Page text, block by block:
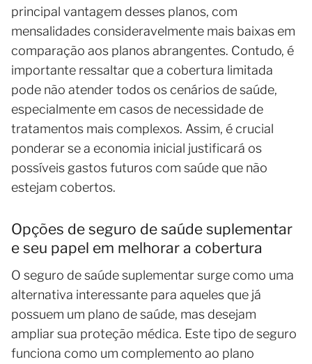
principal vantagem desses planos, com
mensalidades consideravelmente mais baixas em
comparação aos planos abrangentes. Contudo, é
importante ressaltar que a cobertura limitada
pode não atender todos os cenários de saúde,
especialmente em casos de necessidade de
tratamentos mais complexos. Assim, é crucial
ponderar se a economia inicial justificará os
possíveis gastos futuros com saúde que não
estejam cobertos.
Opções de seguro de saúde suplementar
e seu papel em melhorar a cobertura
O seguro de saúde suplementar surge como uma
alternativa interessante para aqueles que já
possuem um plano de saúde, mas desejam
ampliar sua proteção médica. Este tipo de seguro
funciona como um complemento ao plano